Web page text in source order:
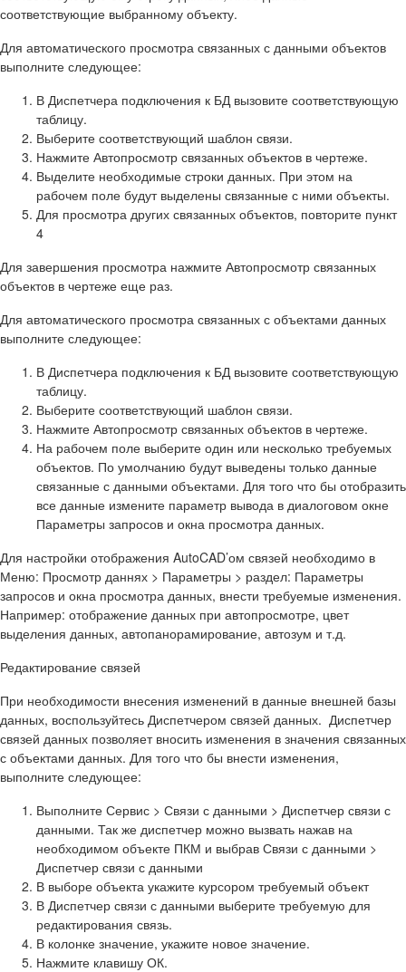
соответствующие выбранному объекту.
Для автоматического просмотра связанных с данными объектов
выполните следующее:
В Диспетчера подключения к БДвызовите соответствующую
таблицу.
Выберите соответствующий шаблон связи.
Нажмите Автопросмотр связанных объектов в чертеже.
Выделите необходимые строки данных. При этом на
рабочем поле будут выделены связанные с ними объекты.
Для просмотра других связанных объектов, повторите пункт
4
Для завершения просмотра нажмите Автопросмотр связанных
объектов в чертеже еще раз.
Для автоматического просмотра связанных с объектами данных
выполните следующее:
В Диспетчера подключения к БДвызовите соответствующую
таблицу.
Выберите соответствующий шаблон связи.
Нажмите Автопросмотр связанных объектов в чертеже.
На рабочем поле выберите один или несколько требуемых
объектов. По умолчанию будут выведены только данные
связанные с данными объектами. Для того что бы отобразить
все данные измените параметр вывода в диалоговом окне
Параметры запросов и окна просмотра данных.
Для настройки отображения AutoCAD’ом связей необходимо в
Меню: Просмотр даннях > Параметры > раздел: Параметры
запросов и окна просмотра данных, внести требуемые изменения.
Например: отображение данных при автопросмотре, цвет
выделения данных, автопанорамирование, автозум и т.д.
Редактирование связей
При необходимости внесения изменений в данные внешней базы
данных, воспользуйтесь Диспетчером связей данных. Диспетчер
связей данных позволяет вносить изменения в значения связанных
с объектами данных. Для того что бы внести изменения,
выполните следующее:
Выполните Сервис > Связи с данными > Диспетчер связи с
данными. Так же диспетчер можно вызвать нажав на
необходимом объекте ПКМ и выбрав Связи с данными >
Диспетчер связи с данными
В выборе объекта укажите курсором требуемый объект
В Диспетчер связи с данными выберите требуемую для
редактирования связь.
В колонке значение, укажите новое значение.
Нажмите клавишу ОК.